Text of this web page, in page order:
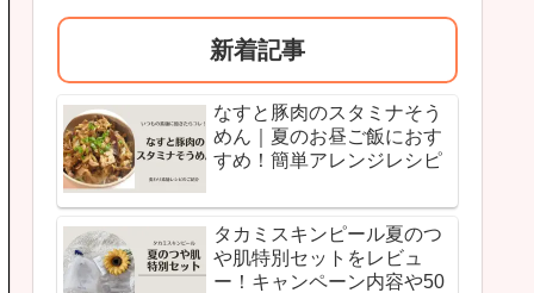
新着記事
なすと豚肉のスタミナそう
めん｜夏のお昼ご飯におす
すめ！簡単アレンジレシピ
タカミスキンピール夏のつ
や肌特別セットをレビュ
ー！キャンペーン内容や50